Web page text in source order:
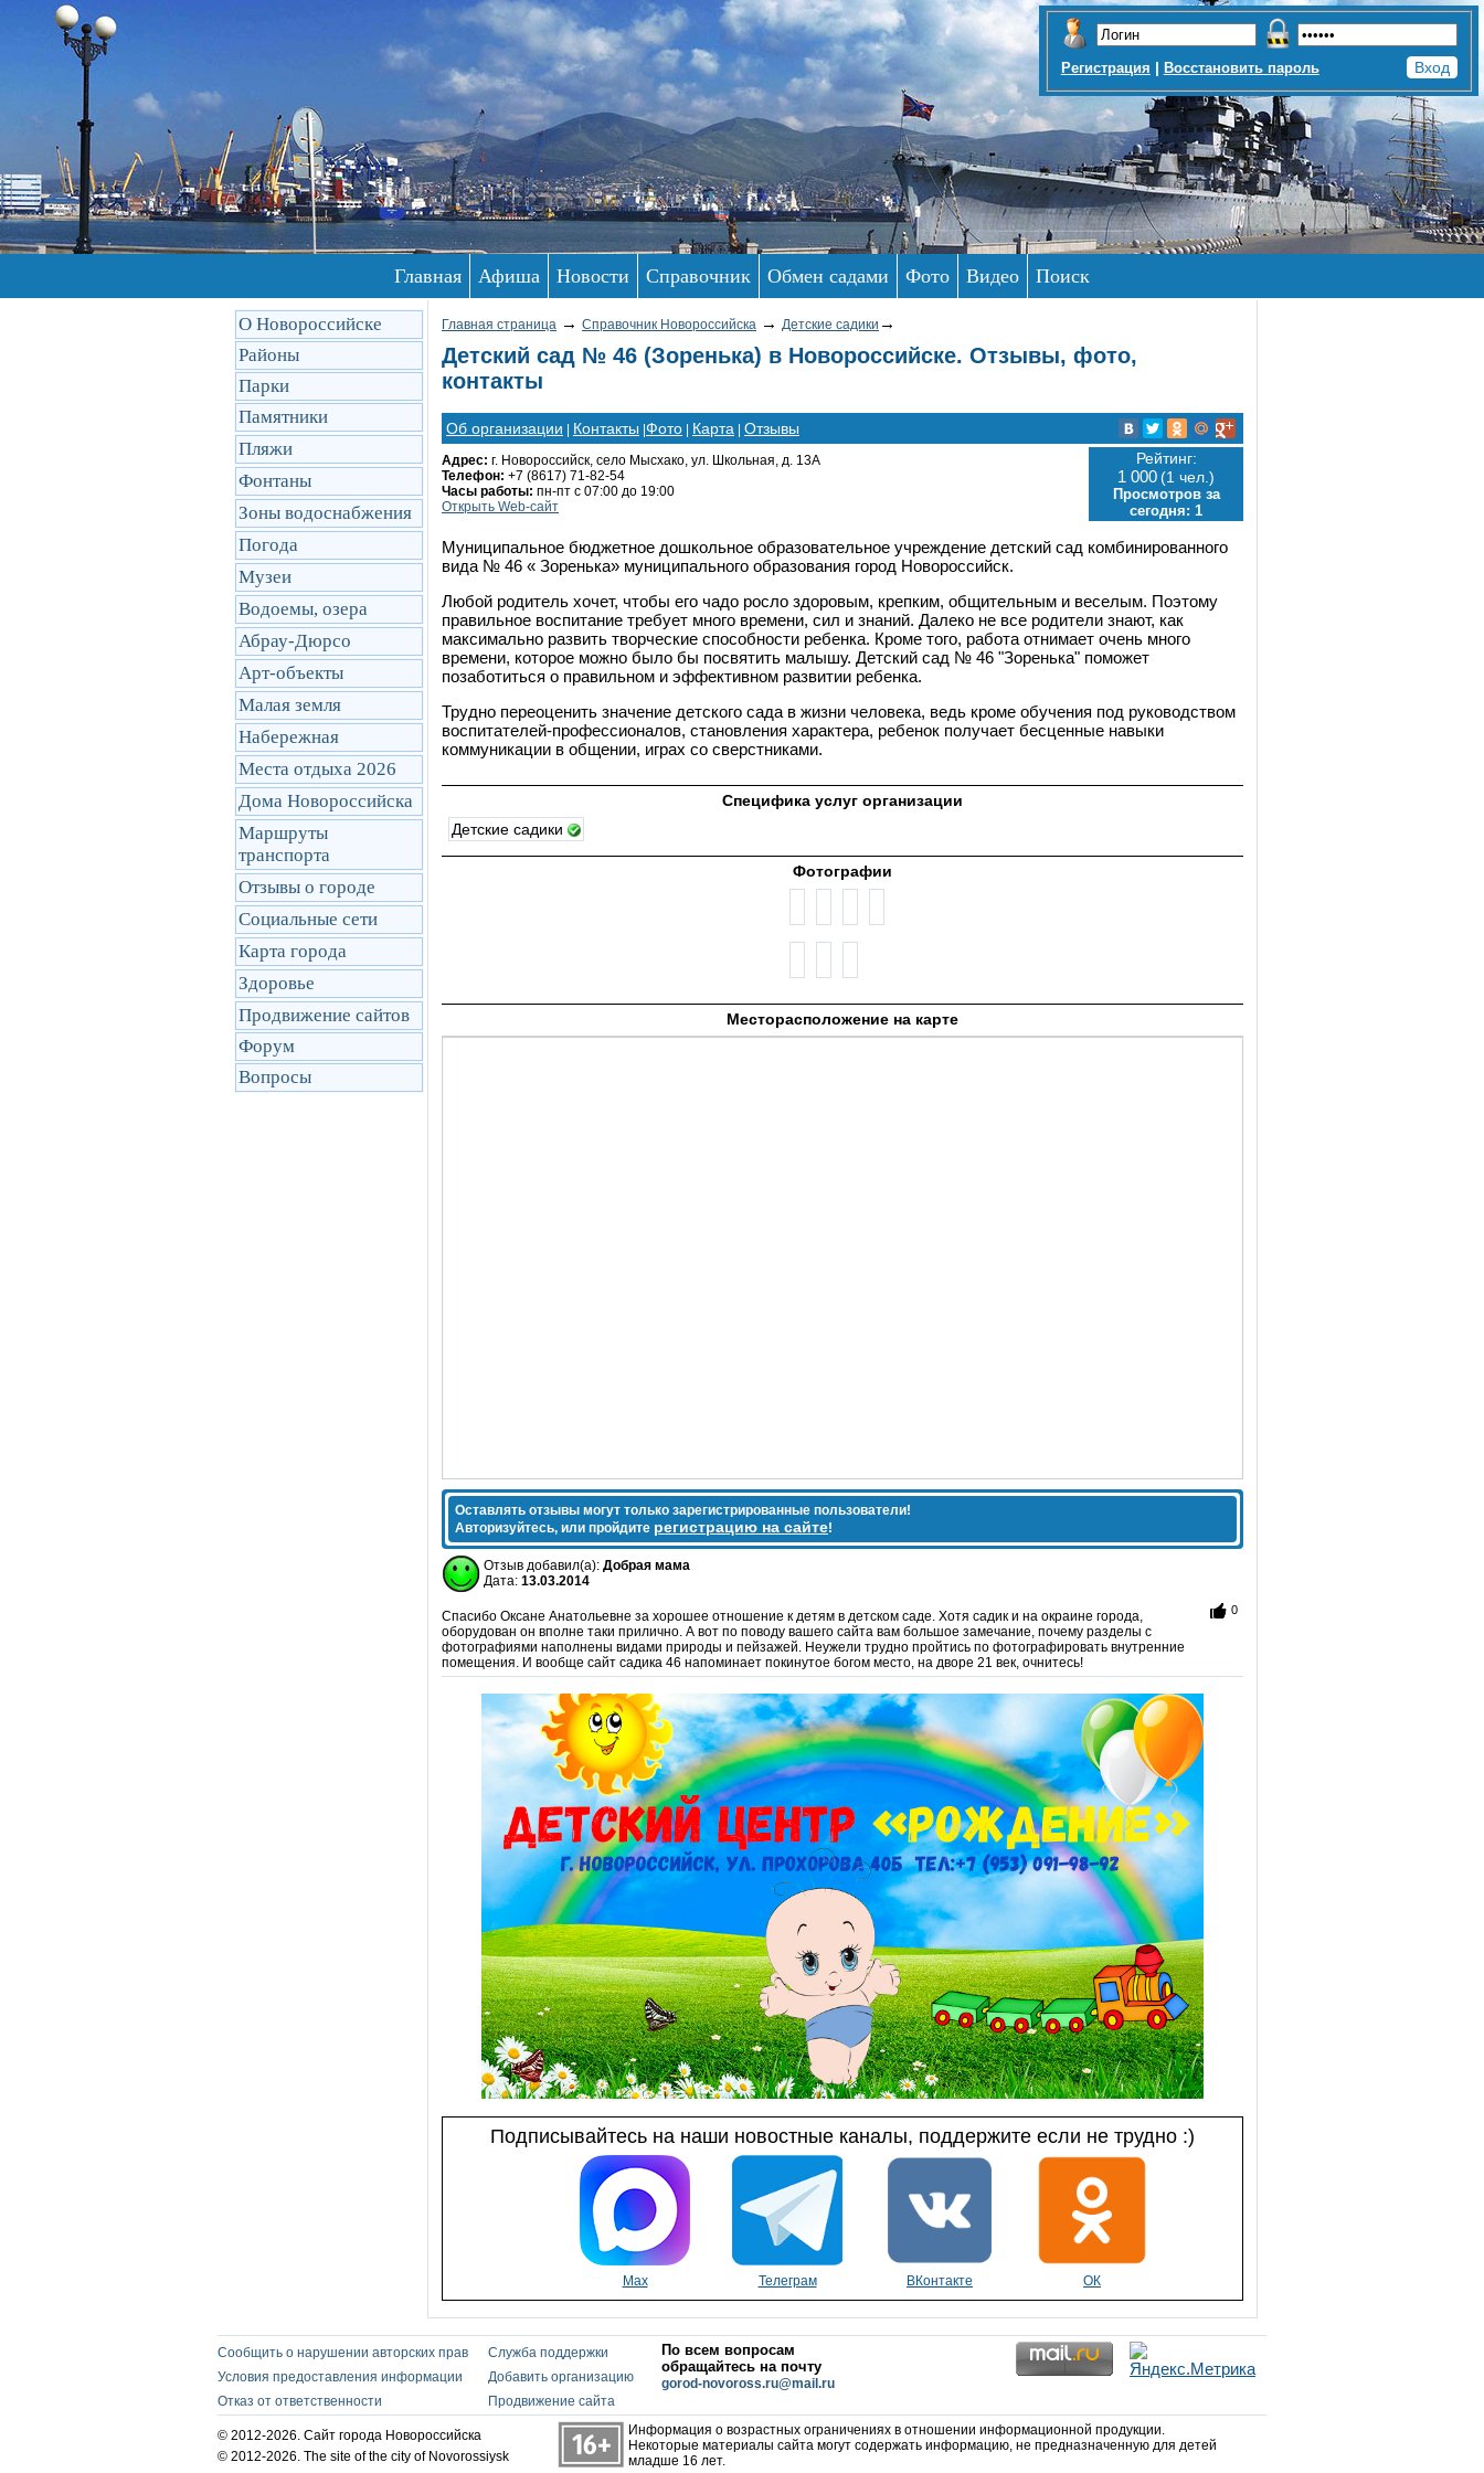
Регистрация | Восстановить пароль
Главная Афиша Новости Справочник Обмен садами Фото Видео Поиск
О Новороссийске
Районы
Парки
Памятники
Пляжи
Фонтаны
Зоны водоснабжения
Погода
Музеи
Водоемы, озера
Абрау-Дюрсо
Арт-объекты
Малая земля
Набережная
Места отдыха 2026
Дома Новороссийска
Маршруты
транcпорта
Отзывы о городе
Социальные сети
Карта города
Здоровье
Продвижение сайтов
Форум
Вопросы
Главная страница → Справочник Новороссийска → Детские садики →
Детский сад № 46 (Зоренька) в Новороссийске. Отзывы, фото,
контакты
Об организации Контакты Фото Карта Отзывы
Адрес: г. Новороссийск, село Мысхако, ул. Школьная, д. 13А
Телефон: +7 (8617) 71-82-54
Часы работы: пн-пт с 07:00 до 19:00
Открыть Web-сайт
Рейтинг:
1 000(1 чел.)
Просмотров за
сегодня: 1
Муниципальное бюджетное дошкольное образовательное учреждение детский сад комбинированного
вида № 46 « Зоренька» муниципального образования город Новороссийск.
Любой родитель хочет, чтобы его чадо росло здоровым, крепким, общительным и веселым. Поэтому
правильное воспитание требует много времени, сил и знаний. Далеко не все родители знают, как
максимально развить творческие способности ребенка. Кроме того, работа отнимает очень много
времени, которое можно было бы посвятить малышу. Детский сад № 46 "Зоренька" поможет
позаботиться о правильном и эффективном развитии ребенка.
Трудно переоценить значение детского сада в жизни человека, ведь кроме обучения под руководством
воспитателей-профессионалов, становления характера, ребенок получает бесценные навыки
коммуникации в общении, играх со сверстниками.
Специфика услуг организации
Детские садики
Фотографии
Месторасположение на карте
Оставлять отзывы могут только зарегистрированные пользователи!
Авторизуйтесь, или пройдите регистрацию на сайте!
Отзыв добавил(а): Добрая мама
Дата: 13.03.2014
Спасибо Оксане Анатольевне за хорошее отношение к детям в детском саде. Хотя садик и на окраине города,
оборудован он вполне таки прилично. А вот по поводу вашего сайта вам большое замечание, почему разделы с
фотографиями наполнены видами природы и пейзажей. Неужели трудно пройтись по фотографировать внутренние
помещения. И вообще сайт садика 46 напоминает покинутое богом место, на дворе 21 век, очнитесь!
0
Подписывайтесь на наши новостные каналы, поддержите если не трудно :)
Max Телеграм ВКонтакте ОК
Сообщить о нарушении авторских прав
Условия предоставления информации
Отказ от ответственности
Служба поддержки
Добавить организацию
Продвижение сайта
По всем вопросам
обращайтесь на почту
gorod-novoross.ru@mail.ru
© 2012-2026. Сайт города Новороссийска
© 2012-2026. The site of the city of Novorossiysk
Информация о возрастных ограничениях в отношении информационной продукции.
Некоторые материалы сайта могут содержать информацию, не предназначенную для детей
младше 16 лет.